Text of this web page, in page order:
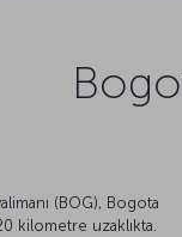
(BOG), Bogota
kilometre uzaklıkta.